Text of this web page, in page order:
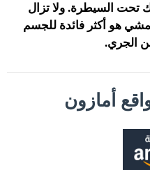
تحت السيطرة. ولا تزال
هو أكثر فائدة للجسم
الجري.
أمازون